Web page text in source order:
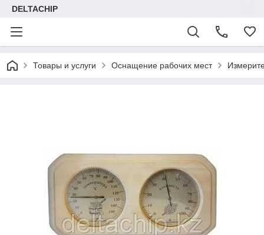
DELTACHIP
Товары и услуги Оснащение рабочих мест